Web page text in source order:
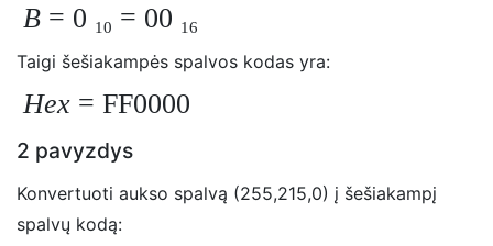
B = 0 10 = 00 16
Taigi šešiakampės spalvos kodas yra:
Hex = FF0000
2 pavyzdys
Konvertuoti aukso spalvą (255,215,0) į šešiakampį
spalvų kodą: